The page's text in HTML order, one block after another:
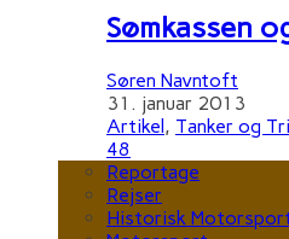
Sømkassen
Søren Navntoft
31. januar 2013
Artikel, Tanker og
48
Reportage
Rejser
Historisk